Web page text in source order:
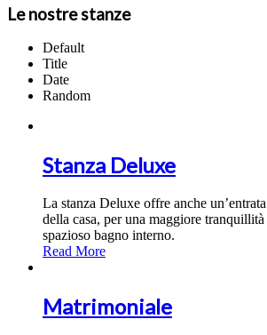
Le nostre stanze
Default
Title
Date
Random
Stanza Deluxe
La stanza Deluxe offre anche
della casa, per una maggiore
spazioso bagno interno.
Read More
Matrimoniale